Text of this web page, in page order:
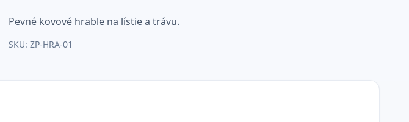
Pevné kovové hrable na lístie a trávu.
SKU: ZP-HRA-01